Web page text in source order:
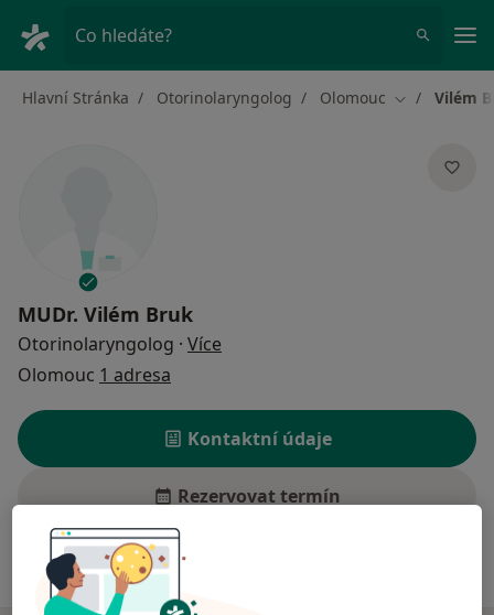
Co hledáte?
Hlavní Stránka Otorinolaryngolog Olomouc Změna města
Vilém
MUDr. Vilém Bruk
Otorinolaryngolog · Více
Olomouc 1 adresa
Kontaktní údaje
Rezervovat termín
Ceník